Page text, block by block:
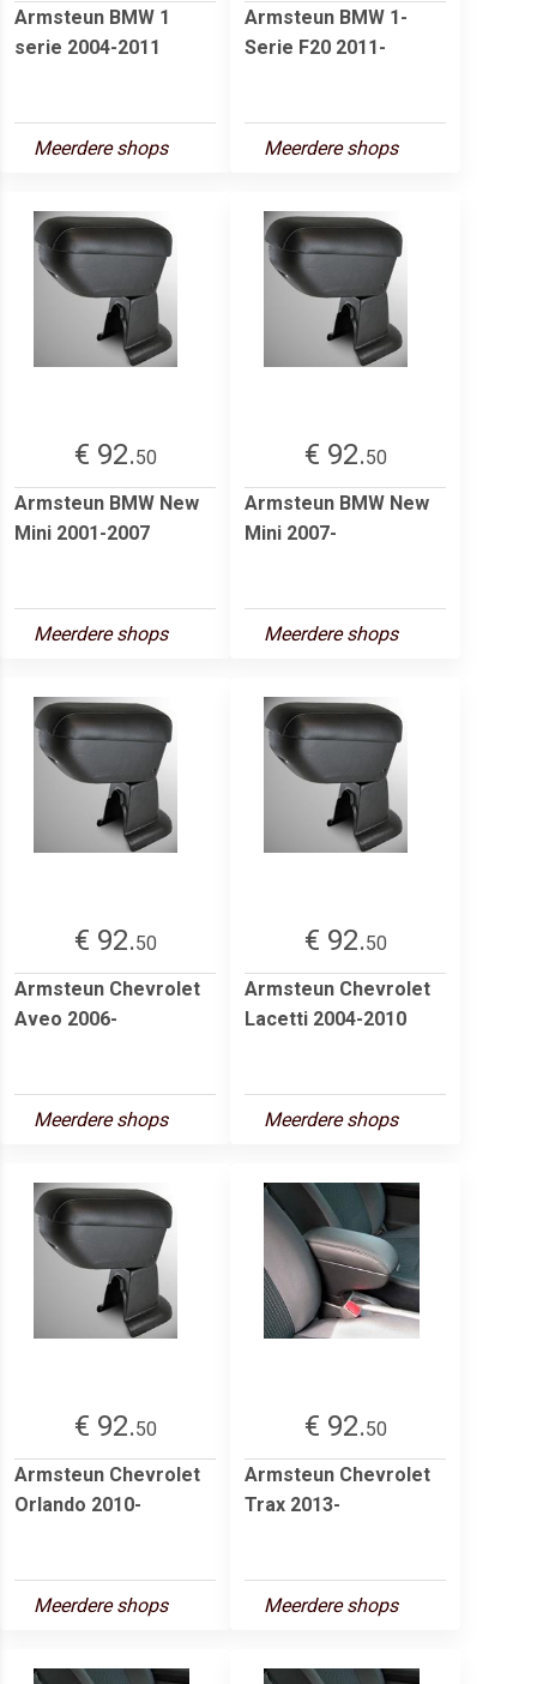
Armsteun BMW 1
serie 2004-2011
Meerdere shops
Armsteun BMW 1-
Serie F20 2011-
Meerdere shops
€ 92.50
Armsteun BMW New
Mini 2001-2007
Meerdere shops
€ 92.50
Armsteun BMW New
Mini 2007-
Meerdere shops
€ 92.50
Armsteun Chevrolet
Aveo 2006-
Meerdere shops
€ 92.50
Armsteun Chevrolet
Lacetti 2004-2010
Meerdere shops
€ 92.50
Armsteun Chevrolet
Orlando 2010-
Meerdere shops
€ 92.50
Armsteun Chevrolet
Trax 2013-
Meerdere shops